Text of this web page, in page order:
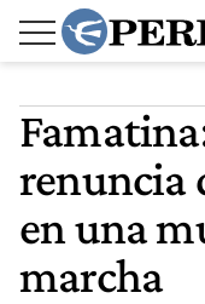
renuncia
en una
marcha